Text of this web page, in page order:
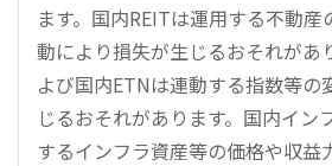
ます。国内REITは運用する不動
動により損失が生じるおそれがあ
よび国内ETNは連動する指数等の
じるおそれがあります。国内イン
するインフラ資産等の価格や収益